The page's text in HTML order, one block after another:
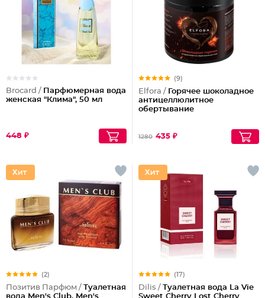
Brocard / Парфюмерная вода
женская "Клима", 50 мл
448 ₽
(9)
Elfora / Горячее шоколадное
антицеллюлитное
обертывание
1280 435 ₽
(2)
Позитив Парфюм / Туалетная
(17)
Dilis / Туалетная вода La Vie